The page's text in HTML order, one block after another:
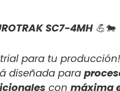
SC7-4MH💪🐄
para tu
diseñada para
con máxima